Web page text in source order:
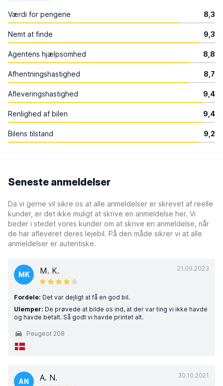
Værdi for pengene 8,3
Nemt at finde 9,3
Agentens hjælpsomhed 8,8
Afhentningshastighed 8,7
Afleveringshastighed 9,4
Renlighed af bilen 9,4
Bilens tilstand 9,2
Seneste anmeldelser
Da vi gerne vil sikre os at alle anmeldelser er skrevet af reelle
kunder, er det ikke muligt at skrive en anmeldelse her. Vi
beder i stedet vores kunder om at skrive en anmeldelse, når
de har afleveret deres lejebil. På den måde sikrer vi at alle
anmeldelser er autentiske.
21.09.2023
MK M. K.
Fordele: Det var dejligt at få en god bil.
Ulemper: De prøvede at bilde os ind, at der var ting vi ikke havde
og havde betalt. Så godt vi havde printet alt.
Peugeot 208
30.10.2021
AN A. N.